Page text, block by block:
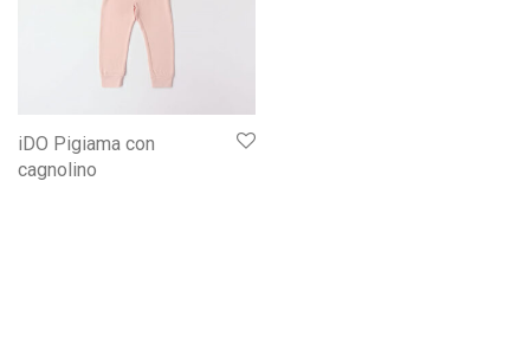
iDO Pigiama con
cagnolino